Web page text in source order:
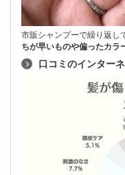
市販シャンプーで繰り返し
ちが早いものや偏ったカラ
口コミのインター